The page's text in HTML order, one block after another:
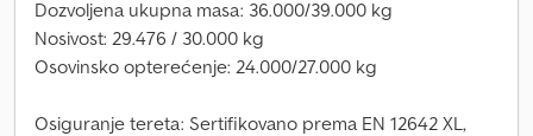
Dozvoljena ukupna masa: 36.000/39.000 kg
Nosivost: 29.476 / 30.000 kg
Osovinsko opterećenje: 24.000/27.000 kg
Osiguranje tereta: Sertifikovano prema EN 12642 XL,